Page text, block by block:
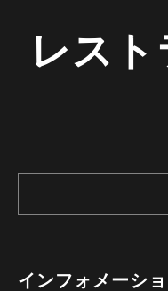
レス
インフォメーシ